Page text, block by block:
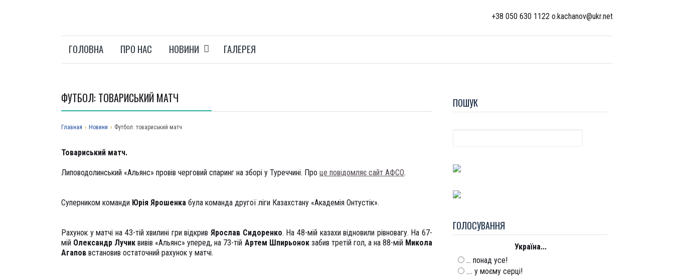
+38 050 630 1122 o.kachanov@ukr.net
ГОЛОВНА ПРО НАС НОВИНИ ГАЛЕРЕЯ
ПОШУК
ГОЛОСУВАННЯ
Україна...
... понад усе!
.... у моєму серці!
ФУТБОЛ: ТОВАРИСЬКИЙ МАТЧ
Главная › Новини › Футбол: товариський матч
Товариський матч.
Липоводолинський «Альянс» провів черговий спаринг на зборі у Туреччині. Про це повідомляє сайт АФСО.
Суперником команди Юрія Ярошенка була команда другої ліги Казахстану «Академія Онтустік».
Рахунок у матчі на 43-тій хвилині гри відкрив Ярослав Сидоренко. На 48-мій казахи відновили рівновагу. На 67-
мій Олександр Лучиквивів «Альянс» уперед, на 73-тій Артем Шпирьонок забив третій гол, а на 88-мій Микола
Агапов встановив остаточний рахунок у матчі.